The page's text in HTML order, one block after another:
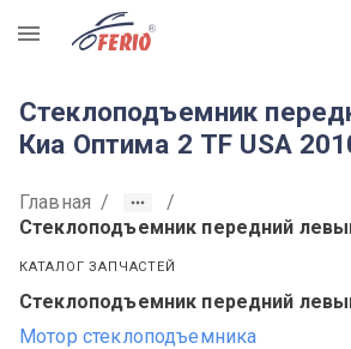
R
Стеклоподъемник
Киа Оптима 2 TF USA
Главная /
/
Стеклоподъемник передний
КАТАЛОГ ЗАПЧАСТЕЙ
Стеклоподъемник передний
Мотор стеклоподъемника